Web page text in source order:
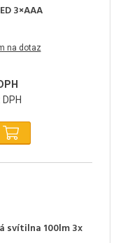
3×AAA
na dotaz
svítilna 100lm 3x